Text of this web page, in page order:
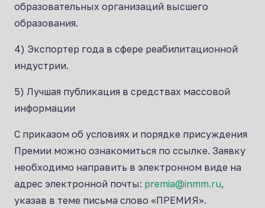
образовательных организаций высшего
образования.
4) Экспортер года в сфере реабилитационной
индустрии.
5) Лучшая публикация в средствах массовой
информации
С приказом об условиях и порядке присуждения
Премии можно ознакомиться по ссылке. Заявку
необходимо направить в электронном виде на
адрес электронной почты: premia@inmm.ru,
указав в теме письма слово «ПРЕМИЯ».